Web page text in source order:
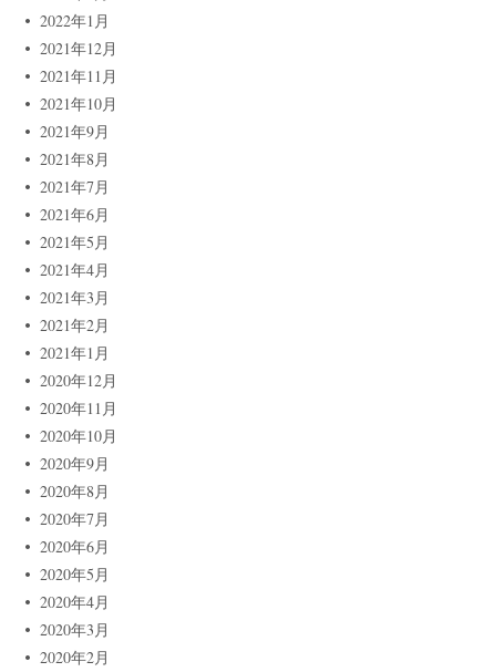
2022年1月
2021年12月
2021年11月
2021年10月
2021年9月
2021年8月
2021年7月
2021年6月
2021年5月
2021年4月
2021年3月
2021年2月
2021年1月
2020年12月
2020年11月
2020年10月
2020年9月
2020年8月
2020年7月
2020年6月
2020年5月
2020年4月
2020年3月
2020年2月